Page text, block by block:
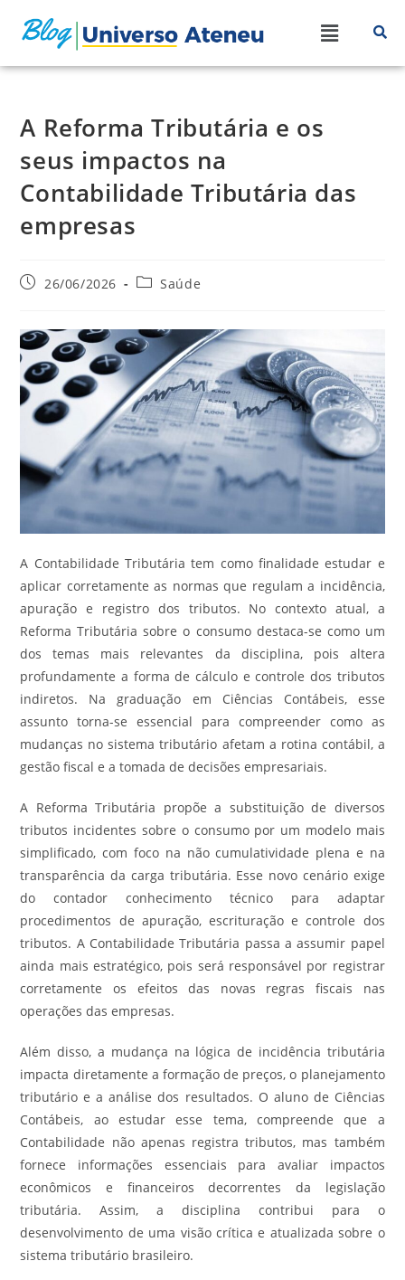
A Reforma Tributária e os
seus impactos na
Contabilidade Tributária das
empresas
26/06/2026 Saúde
A Contabilidade Tributária tem como finalidade estudar e
aplicar corretamente as normas que regulam a incidência,
apuração e registro dos tributos. No contexto atual, a
Reforma Tributária sobre o consumo destaca-se como um
dos temas mais relevantes da disciplina, pois altera
profundamente a forma de cálculo e controle dos tributos
indiretos. Na graduação em Ciências Contábeis, esse
assunto torna-se essencial para compreender como as
mudanças no sistema tributário afetam a rotina contábil, a
gestão fiscal e a tomada de decisões empresariais.
A Reforma Tributária propõe a substituição de diversos
tributos incidentes sobre o consumo por um modelo mais
simplificado, com foco na não cumulatividade plena e na
transparência da carga tributária. Esse novo cenário exige
do contador conhecimento técnico para adaptar
procedimentos de apuração, escrituração e controle dos
tributos. A Contabilidade Tributária passa a assumir papel
ainda mais estratégico, pois será responsável por registrar
corretamente os efeitos das novas regras fiscais nas
operações das empresas.
Além disso, a mudança na lógica de incidência tributária
impacta diretamente a formação de preços, o planejamento
tributário e a análise dos resultados. O aluno de Ciências
Contábeis, ao estudar esse tema, compreende que a
Contabilidade não apenas registra tributos, mas também
fornece informações essenciais para avaliar impactos
econômicos e financeiros decorrentes da legislação
tributária. Assim, a disciplina contribui para o
desenvolvimento de uma visão crítica e atualizada sobre o
sistema tributário brasileiro.